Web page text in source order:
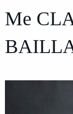
Me